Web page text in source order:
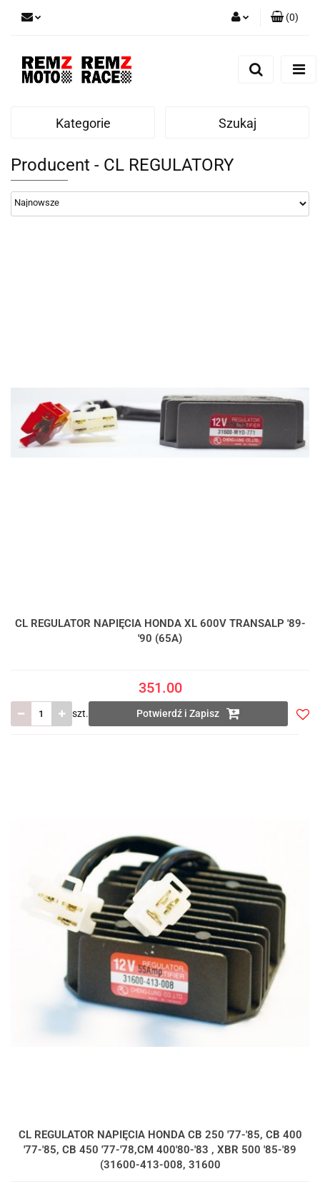
(0)
Kategorie Szukaj
Producent - CL REGULATORY
CL REGULATOR NAPIĘCIA HONDA XL 600V TRANSALP '89-
'90 (65A)
351.00
szt. Potwierdź i Zapisz
CL REGULATOR NAPIĘCIA HONDA CB 250 '77-'85, CB 400
'77-'85, CB 450 '77-'78,CM 400'80-'83 , XBR 500 '85-'89
(31600-413-008, 31600